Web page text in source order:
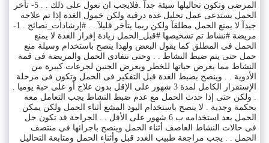
المرضى وتكون تحاليلها سيئة جدآ .فلايجب ان نعول على ذلك . . 5- تأخر
الحمل يستدعى عمل تحليل غدة درقية ولكن خمول الغدة إذا تم علاجه
جيدآ لا يمنع الحمل مطلقآ ولكن ربما يتأخر قليلآ . . #إرشادات_نصائح . 1-
مريضة #نشاط تم تشخيصها #قبل_الحمل زيادة إفراز الغدة لا يمنع
الحمل فى المطلق كما يقول البعض ولهذا ينصح باستخدام وسيلة منع
حمل حتى يتم ضبط النشاط . . وحتى نتفادى الحمل والمريضة فى قمة
النشاط مما يعرض حياتها للخطر ويعرض الجنين لجرعات كبيرة من
الأدوية . . وينصح بضبط الغدة قبل التفكير فى الحمل وتكون فى مرحلة
الإستقرار الكامل لمدة 3 شهور على الإقل بدون علاج أو على حبة يوميا .
. ولكن حتى إذا حدث الحمل مع عدم ضبط النشاط يجب التعامل معه
بحكمة وجدية . لا ينصح باستخدام اليود المشع أثناء الحمل ولكن يمكن
الحمل بعد استخدامه ب 6 شهور على الأقل . . الجراحة قد تكون حل
فى حالات النشاط العاصف أثناء الحمل وينصح باجرائها فى منتصف
الحمل . . يجب مراجعة طبيب الغدد قبل وأثناء الحمل ومتابعة التحاليل